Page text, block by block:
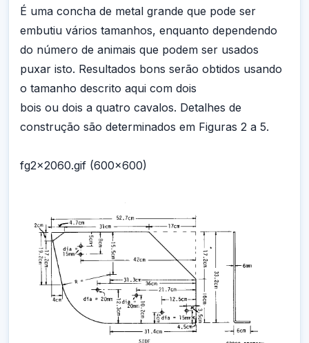
É uma concha de metal grande que pode ser
embutiu vários tamanhos, enquanto dependendo
do número de animais que podem ser usados
puxar isto. Resultados bons serão obtidos usando
o tamanho descrito aqui com dois
bois ou dois a quatro cavalos. Detalhes de
construção são determinados em Figuras 2 a 5.
fg2x2060.gif (600x600)